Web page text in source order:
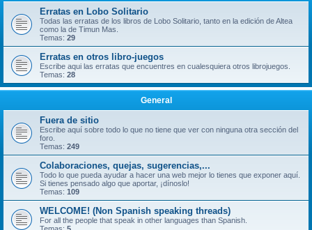
Erratas en Lobo Solitario
Todas las erratas de los libros de Lobo Solitario, tanto en la edición de Altea
como la de Timun Mas.
Temas: 29
Erratas en otros libro-juegos
Escribe aqui las erratas que encuentres en cualesquiera otros librojuegos.
Temas: 28
General
Fuera de sitio
Escribe aquí sobre todo lo que no tiene que ver con ninguna otra sección del
foro.
Temas: 249
Colaboraciones, quejas, sugerencias,...
Todo lo que pueda ayudar a hacer una web mejor lo tienes que exponer aquí.
Si tienes pensado algo que aportar, ¡dínoslo!
Temas: 109
WELCOME! (Non Spanish speaking threads)
For all the people that speak in other languages than Spanish.